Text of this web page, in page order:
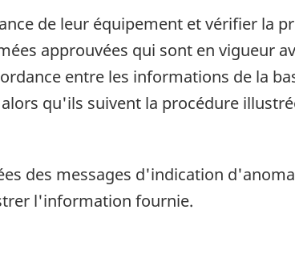
de leur équipement et vérifier la
approuvées qui sont en vigueur
entre les informations de la
qu'ils suivent la procédure
des messages d'indication
l'information fournie.